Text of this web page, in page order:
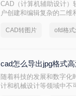
CAD（计算机辅助设计）
户创建和编辑复杂的二维
将详细介绍几种将CAD
CAD转图片 ofd格
cad怎么导出jpg格式
随着科技的发展和数字化
计和机械设计等领域中不